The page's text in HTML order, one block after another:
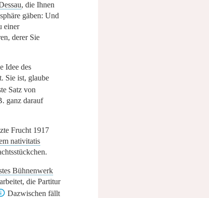
, die Ihnen
gäben: Und
einer
derer Sie
Idee des
Sie ist, glaube
Satz von
ganz darauf
Frucht 1917
nativitatis
Bühnenwerk
die Partitur
Dazwischen fällt